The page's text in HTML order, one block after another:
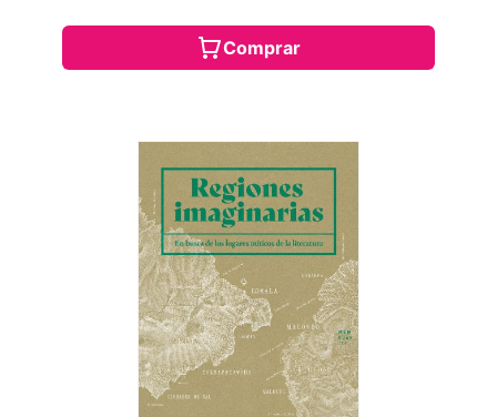
Comprar